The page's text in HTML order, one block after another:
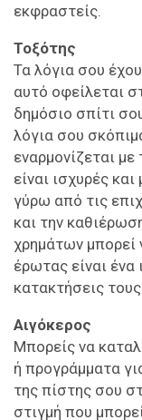
εκφραστείς.
Τοξότης
Τα λόγια σου
αυτό οφείλεται
δημόσιο σπίτι
λόγια σου
εναρμονίζεται
είναι ισχυρές
γύρω από τις
και την
χρημάτων μπορεί
έρωτας είναι ένα
κατακτήσεις
Αιγόκερος
Μπορείς να
ή προγράμματα
της πίστης σου
στιγμή που